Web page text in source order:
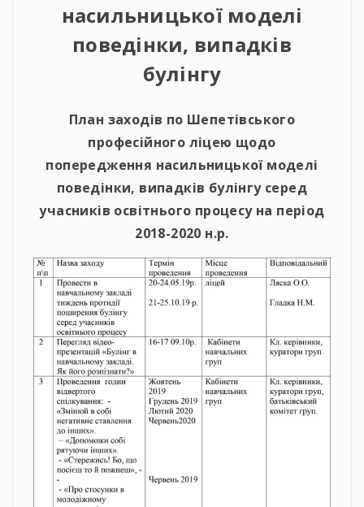
насильницької моделі
поведінки, випадків
булінгу
План заходів по Шепетівського
професійного ліцею щодо
попередження насильницької моделі
поведінки, випадків булінгу серед
учасників освітнього процесу на період
2018-2020 н.р.